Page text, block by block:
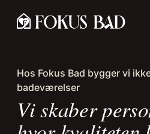
Hos Fokus Bad bygger vi
badeværelser
Vi skaber